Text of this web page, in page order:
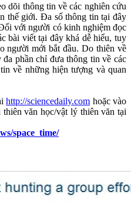
dõi thông tin về các nghiên cứu
thế giới. Đa số thông tin tại đây
với người có kinh nghiệm đọc
bài viết tại đây khá dễ hiểu, tuy
người mới bắt đầu. Do thiên về
phần chỉ đưa thông tin về các
về những hiện tượng và quan
http://sciencedaily.com hoặc vào
văn học/vật lý thiên văn tại
space_time/